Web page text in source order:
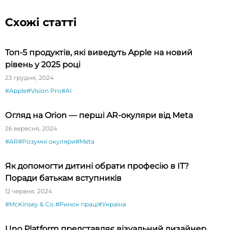
Схожі статті
Топ-5 продуктів, які виведуть Apple на новий
рівень у 2025 році
23 грудня, 2024
#Apple#Vision Pro#AI
Огляд на Orion — перші AR-окуляри від Meta
26 вересня, 2024
#AR#Розумні окуляри#Meta
Як допомогти дитині обрати професію в ІТ?
Поради батькам вступників
12 червня, 2024
#McKinsey & Co.#Ринок праці#Україна